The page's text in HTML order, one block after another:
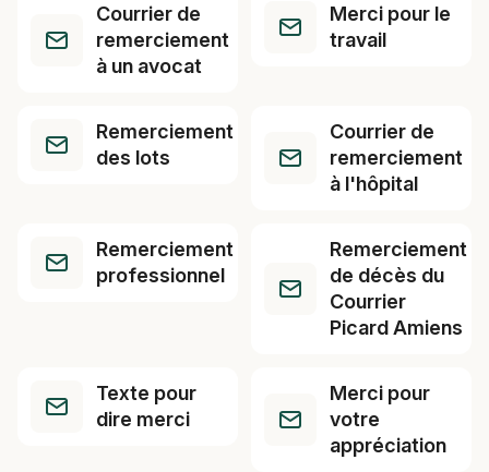
Courrier de
remerciement
à un avocat
Merci pour le
travail
Remerciement
des lots
Courrier de
remerciement
à l'hôpital
Remerciement
professionnel
Remerciement
de décès du
Courrier
Picard Amiens
Texte pour
dire merci
Merci pour
votre
appréciation